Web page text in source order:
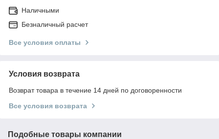
Наличными
Безналичный расчет
Все условия оплаты
Условия возврата
Возврат товара в течение 14 дней по договоренности
Все условия возврата
Подобные товары компании